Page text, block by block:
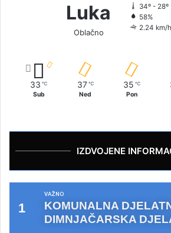
Luka
Oblačno
34º - 28º
58%
2.24 km/h
33 ℃
Sub
37 ℃
Ned
35 ℃
Pon
IZDVOJENE
VAŽNO
KOMUNALNA
DIMNJAČARSKA